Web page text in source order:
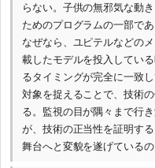
らない。子供の無邪気な動
ためのプログラムの一部であ
なぜなら、ユピテルなどの
載したモデルを投入してい
るタイミングが完全に一致
対象を捉えることで、技術
る。監視の目が隅々まで行
が、技術の正当性を証明す
舞台へと変貌を遂げているの